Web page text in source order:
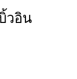
วอิน